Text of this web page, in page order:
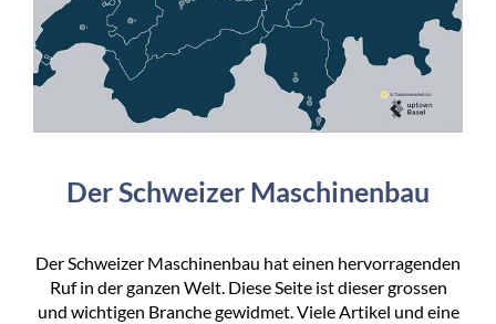
Der Schweizer Maschinenbau
Der Schweizer Maschinenbau hat einen hervorragenden
Ruf in der ganzen Welt. Diese Seite ist dieser grossen
und wichtigen Branche gewidmet. Viele Artikel und eine